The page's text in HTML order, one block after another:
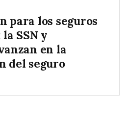
para los seguros
SSN y
en la
del seguro